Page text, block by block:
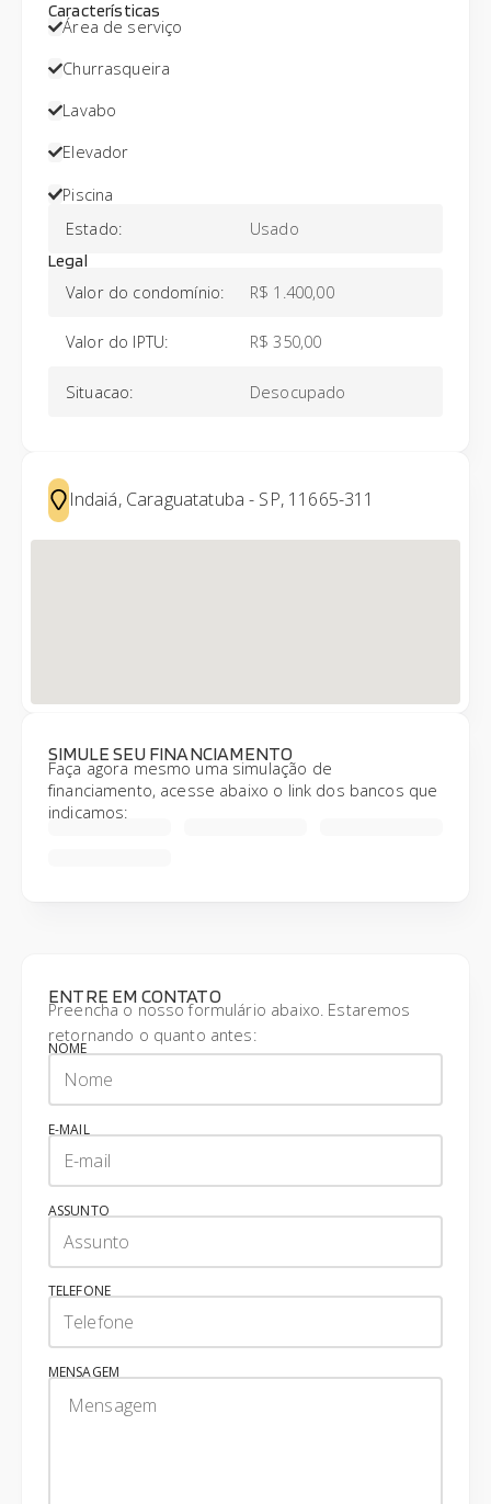
Características
Área de serviço
Churrasqueira
Lavabo
Elevador
Piscina
Estado: Usado
Legal
Valor do condomínio: R$ 1.400,00
Valor do IPTU: R$ 350,00
Situacao: Desocupado
Indaiá, Caraguatatuba - SP, 11665-311
SIMULE SEU FINANCIAMENTO
Faça agora mesmo uma simulação de
financiamento, acesse abaixo o link dos bancos que
indicamos:
ENTRE EM CONTATO
Preencha o nosso formulário abaixo. Estaremos
retornando o quanto antes:
NOME
E-MAIL
ASSUNTO
TELEFONE
MENSAGEM